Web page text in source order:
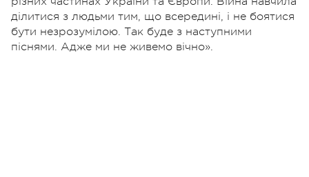
ділитися з людьми тим, що всередині, і не боятися
бути незрозумілою. Так буде з наступними
піснями. Адже ми не живемо вічно».